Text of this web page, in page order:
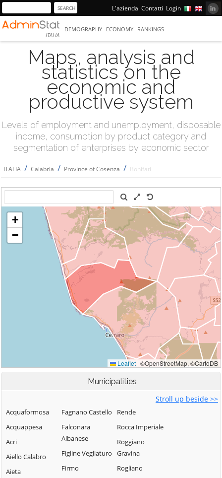
L'azienda Contatti Login
ITALIA
DEMOGRAPHY ECONOMY RANKINGS
Maps, analysis and
statistics on the
economic and
productive system
Levels of employment and unemployment, disposable
income, consumption by product category and
segmentation of enterprises by economic sector
ITALIA / Calabria / Province of Cosenza / Bonifati
Municipalities
Stroll up beside >>
Acquaformosa
Acquappesa
Acri
Aiello Calabro
Aieta
Fagnano Castello
Falconara
Albanese
Figline Vegliaturo
Firmo
Rende
Rocca Imperiale
Roggiano
Gravina
Rogliano